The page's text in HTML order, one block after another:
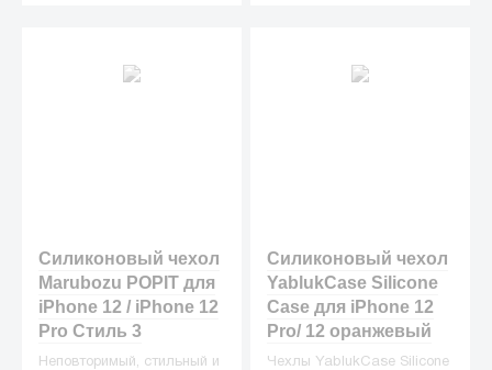
Силиконовый чехол
Marubozu POPIT для
iPhone 12 / iPhone 12
Pro Стиль 3
Неповторимый, стильный и
Силиконовый чехол
YablukCase Silicone
Case для iPhone 12
Pro/ 12 оранжевый
Чехлы YablukCase Silicone